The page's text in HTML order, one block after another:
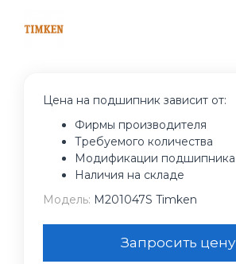
Цена на подшипник зависит от:
Фирмы производителя
Требуемого количества
Модификации подшипника
Наличия на складе
Модель: M201047S Timken
Запросить цену